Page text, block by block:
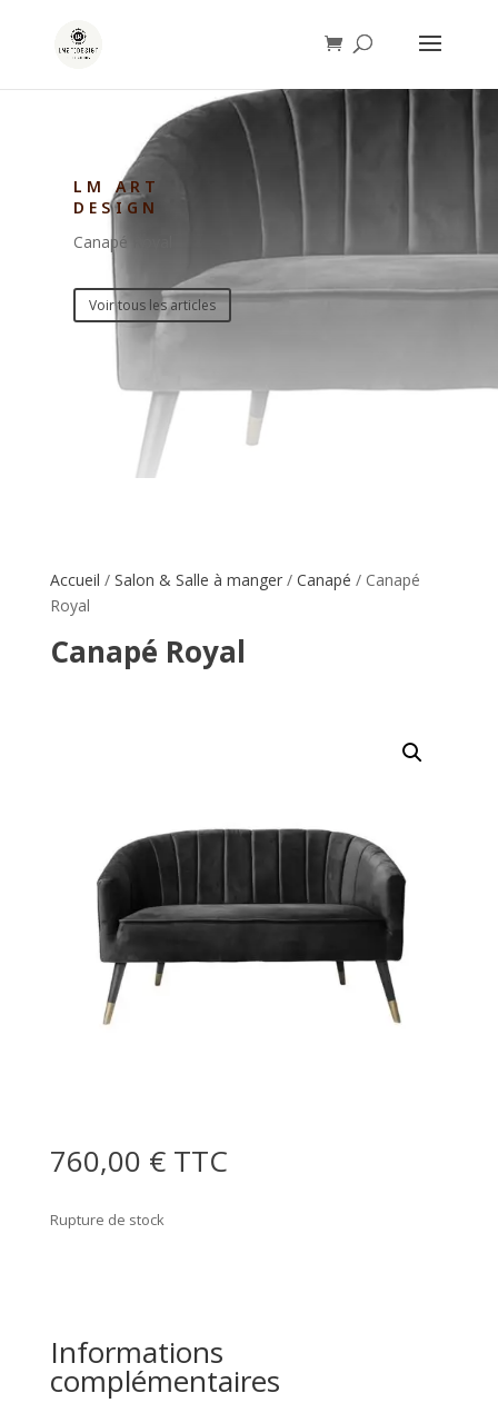
LM ART
DESIGN
Canapé Royal
Voir tous les articles
Accueil / Salon & Salle à manger/ Canapé / Canapé
Royal
Canapé Royal
760,00 € TTC
Rupture de stock
Informations
complémentaires